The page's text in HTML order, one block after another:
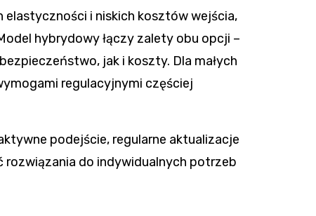
elastyczności i niskich kosztów wejścia,
hybrydowy łączy zalety obu opcji –
jak i koszty. Dla małych
regulacyjnymi częściej
podejście, regularne aktualizacje
do indywidualnych potrzeb